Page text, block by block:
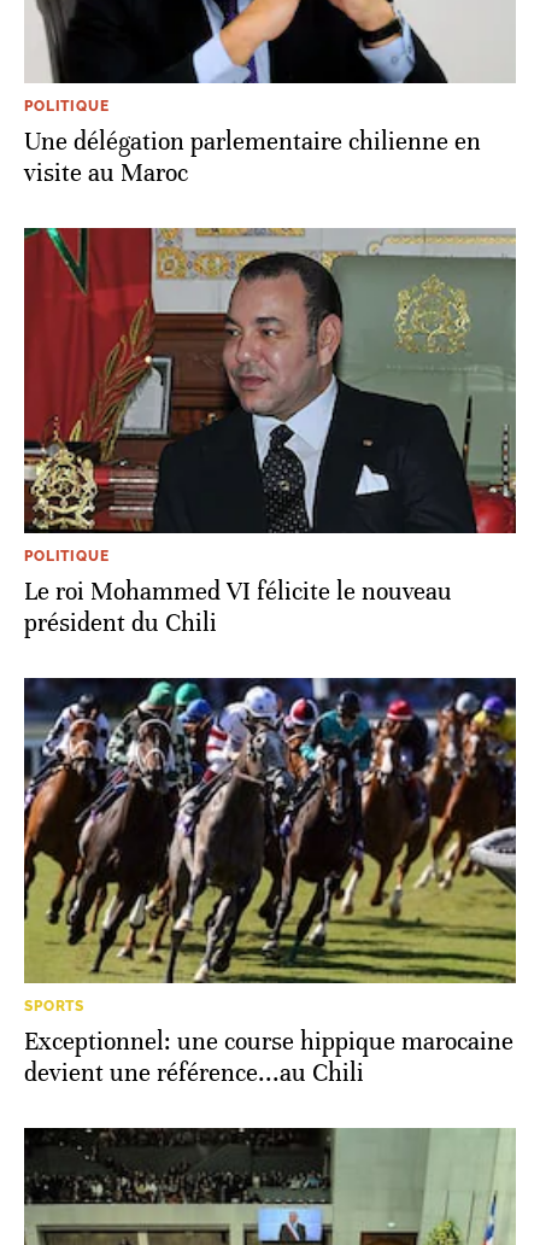
POLITIQUE
Une délégation parlementaire chilienne en
visite au Maroc
POLITIQUE
Le roi Mohammed VI félicite le nouveau
président du Chili
SPORTS
Exceptionnel: une course hippique marocaine
devient une référence...au Chili